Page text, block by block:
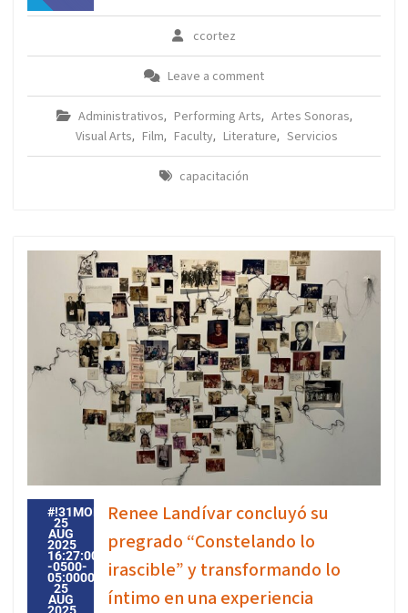
ccortez
Leave a comment
Administrativos, Performing Arts, Artes Sonoras,
Visual Arts, Film, Faculty, Literature, Servicios
capacitación
#!31MON,
25
AUG
2025
16:27:00
-0500-
05:000031#31MON,
25
AUG
Renee Landívar concluyó su
pregrado “Constelando lo
irascible” y transformando lo
íntimo en una experiencia